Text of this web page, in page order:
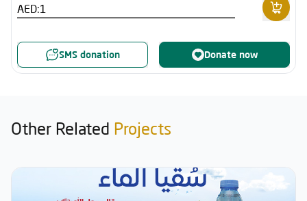
AED:
SMS donation Donate now
Other Related Projects